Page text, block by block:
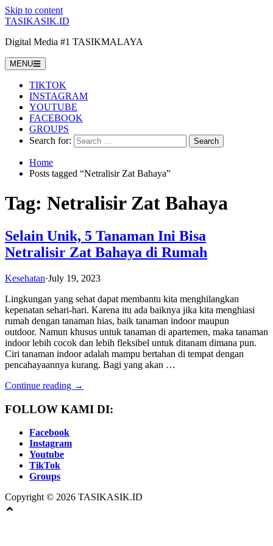
Skip to content
TASIKASIK.ID
Digital Media #1 TASIKMALAYA
MENU
TIKTOK
INSTAGRAM
YOUTUBE
FACEBOOK
GROUPS
Search for:
Home
Posts tagged “Netralisir Zat Bahaya”
Tag: Netralisir Zat Bahaya
Selain Unik, 5 Tanaman Ini Bisa
Netralisir Zat Bahaya di Rumah
Kesehatan·July 19, 2023
Lingkungan yang sehat dapat membantu kita menghilangkan
kepenatan sehari-hari. Karena itu ada baiknya jika kita menghiasi
rumah dengan tanaman hias, baik tanaman indoor maupun
outdoor. Namun khusus untuk tanaman di apartemen, maka tanaman
indoor lebih cocok dan lebih fleksibel untuk ditanam dimana pun.
Ciri tanaman indoor adalah mampu bertahan di tempat dengan
pencahayaannya kurang. Bagi yang akan …
Continue reading →
FOLLOW KAMI DI:
Facebook
Instagram
Youtube
TikTok
Groups
Copyright © 2026 TASIKASIK.ID